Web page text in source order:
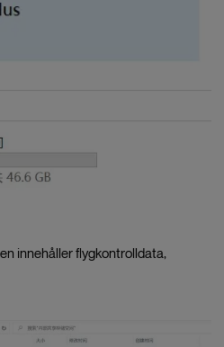
innehåller flygkontrolldata,